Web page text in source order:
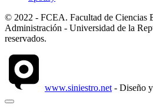
© 2022 - FCEA. Facultad de Ciencias
Administración - Universidad de la
reservados.
www.siniestro.net - Diseño